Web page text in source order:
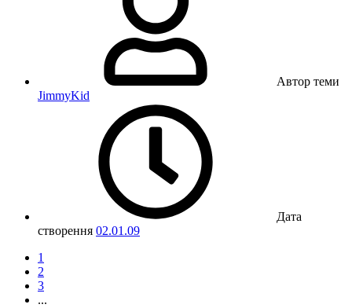
Автор теми
JimmyKid
Дата
створення 02.01.09
1
2
3
...